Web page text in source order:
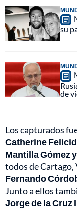
su
de
Los capturados
Catherine
Mantilla Gómez
todos de Cartago,
Fernando
Junto a ellos
Jorge de la Cruz